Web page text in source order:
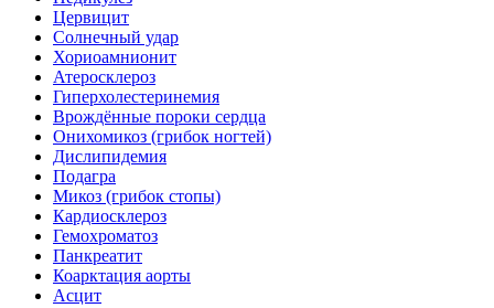
Цервицит
Солнечный удар
Хориоамнионит
Атеросклероз
Гиперхолестеринемия
Врождённые пороки сердца
Онихомикоз (грибок ногтей)
Дислипидемия
Подагра
Микоз (грибок стопы)
Кардиосклероз
Гемохроматоз
Панкреатит
Коарктация аорты
Асцит